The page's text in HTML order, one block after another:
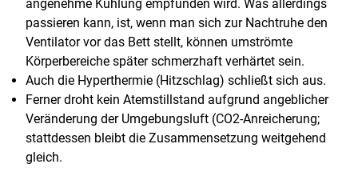
angenehme Kühlung empfunden wird. Was allerdings
passieren kann, ist, wenn man sich zur Nachtruhe den
Ventilator vor das Bett stellt, können umströmte
Körperbereiche später schmerzhaft verhärtet sein.
Auch die Hyperthermie (Hitzschlag) schließt sich aus.
Ferner droht kein Atemstillstand aufgrund angeblicher
Veränderung der Umgebungsluft (CO2-Anreicherung;
stattdessen bleibt die Zusammensetzung weitgehend
gleich.